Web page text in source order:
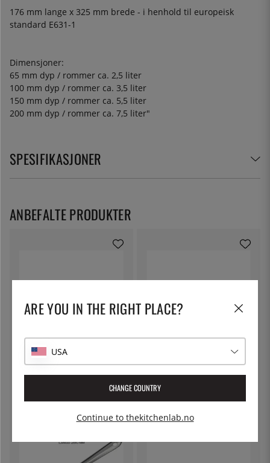
176 mm lange x 325 mm brede - i henhold til europeisk
standard E631-1
Dimensjoner:
65 mm dyp / rommer ca. 2,5 liter
100 mm dyp / rommer ca. 3,5 liter
150 mm dyp / rommer ca. 5,5 liter
200 mm dyp / rommer ca. 7,5 liter"
SPESIFIKASJONER
PATINA
Kantine GN 1/3, rustfritt stål -
Patina - 100 mm
Kantine GN 1/1, rustfritt stål med
håndtak - Patina - 100 mm
549 kr
ANBEFALTE PRODUKTER
ARE YOU IN THE RIGHT PLACE?
USA
CHANGE COUNTRY
Continue to thekitchenlab.no